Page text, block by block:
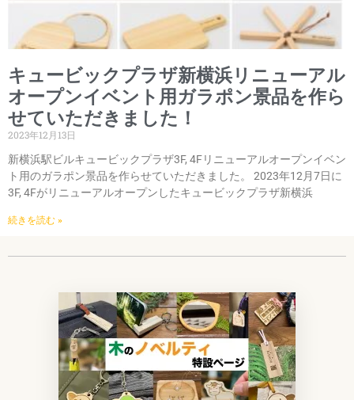
キュービックプラザ新横浜リニューアル
オープンイベント用ガラポン景品を作ら
せていただきました！
2023年12月13日
新横浜駅ビルキュービックプラザ3F, 4Fリニューアルオープンイベン
ト用のガラポン景品を作らせていただきました。 2023年12月7日に
3F, 4Fがリニューアルオープンしたキュービックプラザ新横浜
続きを読む »